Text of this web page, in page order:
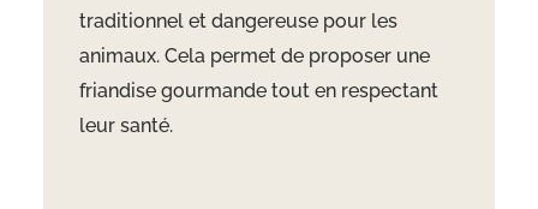
traditionnel et dangereuse pour les
animaux. Cela permet de proposer une
friandise gourmande tout en respectant
leur santé.